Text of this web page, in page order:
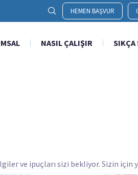
HEMEN BAŞVUR
NASIL ÇALIŞIR SIKÇA
ve ipuçları sizi bekliyor. Sizin için